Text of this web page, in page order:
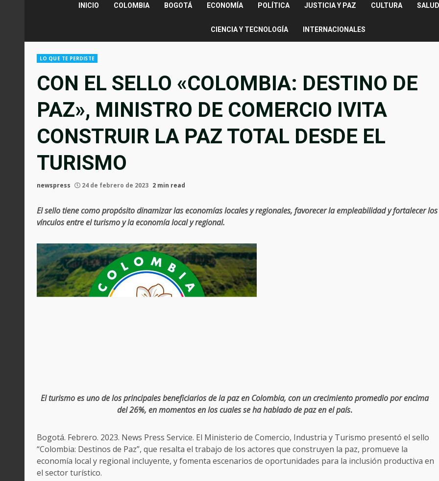
INICIO COLOMBIA BOGOTÁ ECONOMÍA POLÍTICA JUSTICIA Y PAZ CULTURA
CIENCIA Y TECNOLOGÍA INTERNACIONALES
LO QUE TE PERDISTE
CON EL SELLO «COLOMBIA: DESTINO DE
PAZ», MINISTRO DE COMERCIO IVITA
CONSTRUIR LA PAZ TOTAL DESDE EL
TURISMO
newspress 24 de febrero de 2023 2 min read
El sello tiene como propósito dinamizar las economías locales y regionales, favorecer la empleabilidad y fortalecer los
vínculos entre el turismo y la economía local y regional.
El turismo es uno de los principales beneficiarios de la paz en Colombia, con un crecimiento promedio por encima
del 26%, en momentos en los cuales se ha hablado de paz en el país.
Bogotá. Febrero. 2023. News Press Service. El Ministerio de Comercio, Industria y Turismo presentó el sello
“Colombia: Destinos de Paz”, que resalta el trabajo de los actores que construyen la paz, promueve la
economía local y regional incluyente, y fomenta escenarios de oportunidades para la inclusión productiva en
el sector turístico.